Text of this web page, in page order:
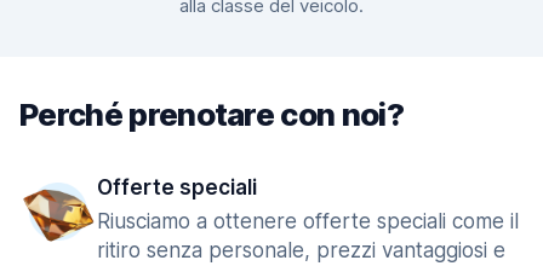
alla classe del veicolo.
Perché prenotare con noi?
Offerte speciali
Riusciamo a ottenere offerte speciali come il
ritiro senza personale, prezzi vantaggiosi e